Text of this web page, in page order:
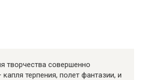
творчества совершенно
терпения, полет фантазии, и